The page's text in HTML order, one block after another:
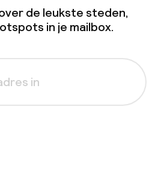
de leukste steden,
in je mailbox.